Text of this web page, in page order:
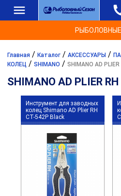
Главная / Каталог / АКСЕССУАРЫ /
КОЛЕЦ / SHIMANO / SHIMANO AD
SHIMANO AD PLIER
Инструмент для заводных
колец Shimano AD Plier RH
CT-542P Black